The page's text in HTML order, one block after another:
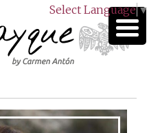
Select Language▼